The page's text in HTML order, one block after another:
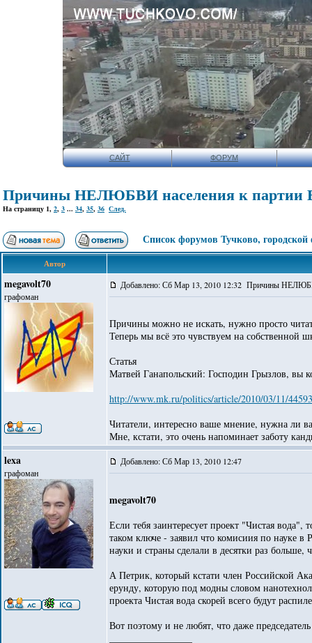
САЙТ ФОРУМ
Причины НЕЛЮБВИ населения к партии
На страницу 1, 2, 3 ... 34, 35, 36 След.
Список форумов Тучково,
Автор
megavolt70
графоман
Добавлено: Сб Мар 13, 2010 12:32 Причины
Причины можно не искать, нужно просто
Теперь мы всё это чувствуем на собственной
Статья
Матвей Ганапольский: Господин Грызлов, вы
http://www.mk.ru/politics/article/2010/03/11/
Читатели, интересно ваше мнение, нужна ли
Мне, кстати, это очень напоминает заботу
lexa
графоман
Добавлено: Сб Мар 13, 2010 12:47
megavolt70
Если тебя заинтересует проект "Чистая
таком ключе - заявил что комисиия по науке
науки и страны сделали в десятки раз больше,
А Петрик, который кстати член Российской
ерунду, которую под модны словом
проекта Чистая вода скорей всего будут
Вот поэтому и не любят, что даже